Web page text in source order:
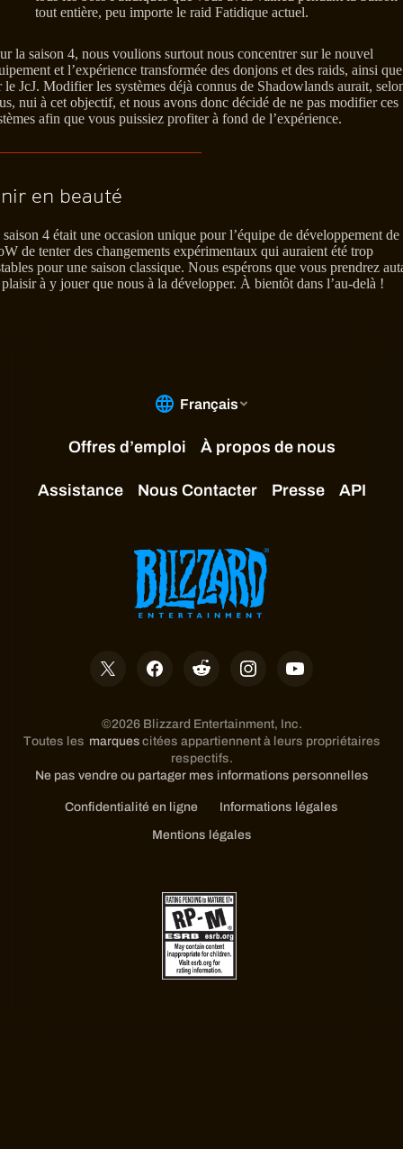
tout entière, peu importe le raid Fatidique actuel.
la saison 4, nous voulions surtout nous concentrer sur le nouvel
et l’expérience transformée des donjons et des raids, ainsi que
le JcJ. Modifier les systèmes déjà connus de Shadowlands aurait,
nui à cet objectif, et nous avons donc décidé de ne pas modifier ces
afin que vous puissiez profiter à fond de l’expérience.
en beauté
4 était une occasion unique pour l’équipe de développement de
de tenter des changements expérimentaux qui auraient été trop
pour une saison classique. Nous espérons que vous prendrez
à y jouer que nous à la développer. À bientôt dans l’au-delà !